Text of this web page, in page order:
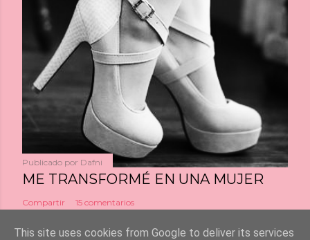
Publicado por Dafni
ME TRANSFORMÉ EN UNA MUJER
Compartir 15 comentarios
This site uses cookies from Google to deliver its services